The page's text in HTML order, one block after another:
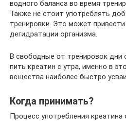
водного баланса во время
Также не стоит употреблять
тренировки. Это может привести
дегидратации организма.
В свободные от тренировок дни
пить креатин с утра, именно в
вещества наиболее быстро
Когда принимать?
Процесс употребления